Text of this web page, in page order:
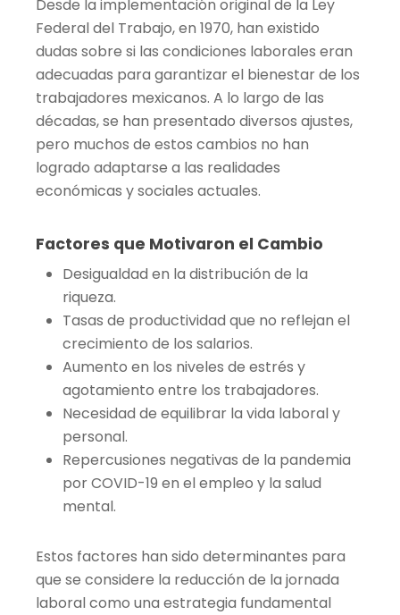
Desde la implementación original de la Ley
Federal del Trabajo, en 1970, han existido
dudas sobre si las condiciones laborales eran
adecuadas para garantizar el bienestar de los
trabajadores mexicanos. A lo largo de las
décadas, se han presentado diversos ajustes,
pero muchos de estos cambios no han
logrado adaptarse a las realidades
económicas y sociales actuales.
Factores que Motivaron el Cambio
Desigualdad en la distribución de la
riqueza.
Tasas de productividad que no reflejan el
crecimiento de los salarios.
Aumento en los niveles de estrés y
agotamiento entre los trabajadores.
Necesidad de equilibrar la vida laboral y
personal.
Repercusiones negativas de la pandemia
por COVID-19 en el empleo y la salud
mental.
Estos factores han sido determinantes para
que se considere la reducción de la jornada
laboral como una estrategia fundamental